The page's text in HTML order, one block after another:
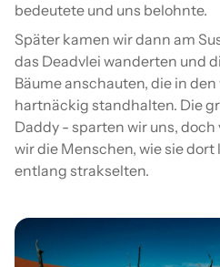
bedeutete und uns belohnte.
Später kamen wir dann am
das Deadvlei wanderten und
Bäume anschauten, die in
hartnäckig standhalten. Die
Daddy - sparten wir uns, doch
wir die Menschen, wie sie
entlang strakselten.